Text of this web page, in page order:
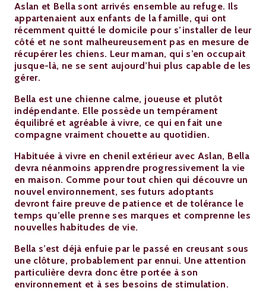
Aslan et Bella sont arrivés ensemble au refuge. Ils
appartenaient aux enfants de la famille, qui ont
récemment quitté le domicile pour s’installer de leur
côté et ne sont malheureusement pas en mesure de
récupérer les chiens. Leur maman, qui s’en occupait
jusque-là, ne se sent aujourd’hui plus capable de les
gérer.
Bella est une chienne calme, joueuse et plutôt
indépendante. Elle possède un tempérament
équilibré et agréable à vivre, ce qui en fait une
compagne vraiment chouette au quotidien.
Habituée à vivre en chenil extérieur avec Aslan, Bella
devra néanmoins apprendre progressivement la vie
en maison. Comme pour tout chien qui découvre un
nouvel environnement, ses futurs adoptants
devront faire preuve de patience et de tolérance le
temps qu’elle prenne ses marques et comprenne les
nouvelles habitudes de vie.
Bella s’est déjà enfuie par le passé en creusant sous
une clôture, probablement par ennui. Une attention
particulière devra donc être portée à son
environnement et à ses besoins de stimulation.